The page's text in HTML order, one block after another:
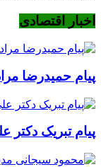
اخبار اقتصادی
پیام حمیدرضا
پیام تبریک